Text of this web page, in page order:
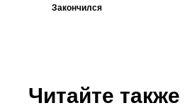
Закончился
Читайте также